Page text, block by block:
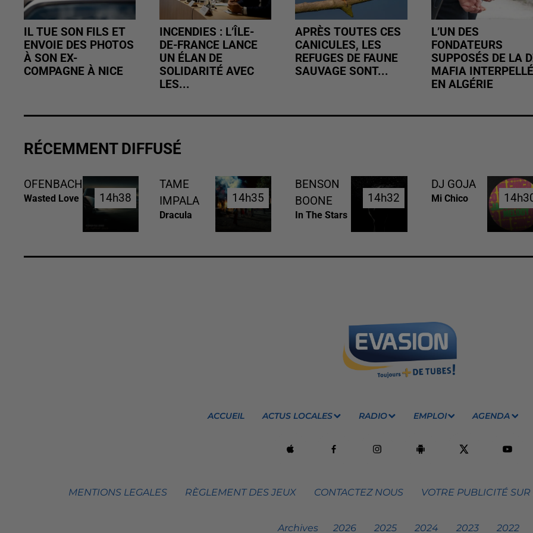
IL TUE SON FILS ET
ENVOIE DES PHOTOS
À SON EX-
COMPAGNE À NICE
INCENDIES : L’ÎLE-
DE-FRANCE LANCE
UN ÉLAN DE
SOLIDARITÉ AVEC
LES...
APRÈS TOUTES CES
CANICULES, LES
REFUGES DE FAUNE
SAUVAGE SONT...
L’UN DES
FONDATEURS
SUPPOSÉS DE LA
MAFIA INTERPELLÉ
EN ALGÉRIE
RÉCEMMENT DIFFUSÉ
OFENBACH
Wasted Love 14h38
14h38
TAME
IMPALA
Dracula
14h35
14h35
BENSON
BOONE
In The Stars
14h32
14h32
DJ GOJA
Mi Chico
ACCUEIL ACTUS LOCALES RADIO EMPLOI AGENDA
MENTIONS LEGALES RÈGLEMENT DES JEUX CONTACTEZ NOUS VOTRE PUBLICITÉ
Archives 2026 2025 2024 2023 2022